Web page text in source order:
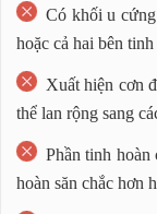
Có khối u
hoặc cả hai bên tinh
Xuất hiện cơn
thể lan rộng sang
Phần tinh hoàn
hoàn săn chắc hơn